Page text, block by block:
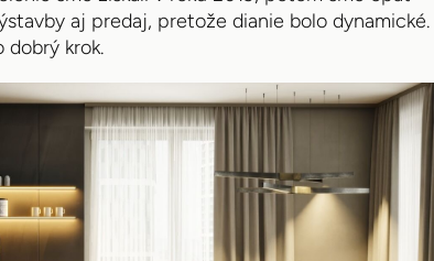
aj predaj, pretože dianie bolo dynamické.
dobrý krok.